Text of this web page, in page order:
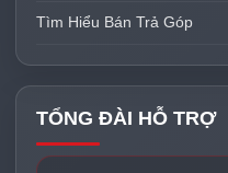
Tìm Hiểu Bán Trả Góp
TỔNG ĐÀI HỖ TRỢ